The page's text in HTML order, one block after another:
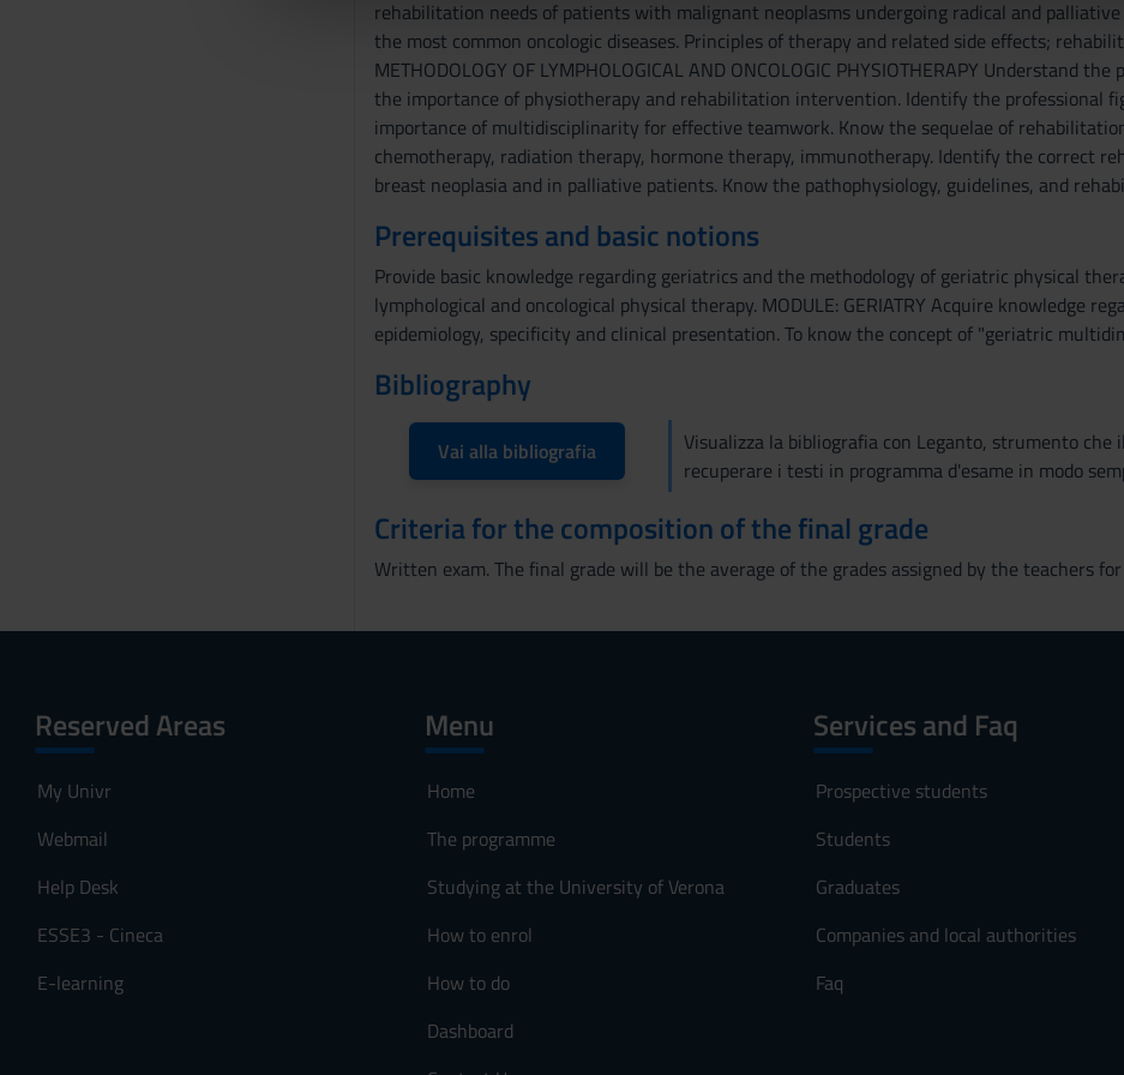
che hanno raccolto dal tuo utilizzo dei loro servizi.
rehabilitation needs of patients with malignant neoplasms undergoing radical and
the most common oncologic diseases. Principles of therapy and related side effects;
METHODOLOGY OF LYMPHOLOGICAL AND ONCOLOGIC PHYSIOTHERAPY Understand
the importance of physiotherapy and rehabilitation intervention. Identify the professional
importance of multidisciplinarity for effective teamwork. Know the sequelae of
chemotherapy, radiation therapy, hormone therapy, immunotherapy. Identify the correct
breast neoplasia and in palliative patients. Know the pathophysiology, guidelines, and
Prerequisites and basic notions
Provide basic knowledge regarding geriatrics and the methodology of geriatric physical
lymphological and oncological physical therapy. MODULE: GERIATRY Acquire knowledge
epidemiology, specificity and clinical presentation. To know the concept of "geriatric
Bibliography
Vai alla bibliografia
Visualizza la bibliografia con Leganto, strumento
recuperare i testi in programma d'esame in modo
Criteria for the composition of the final grade
Written exam. The final grade will be the average of the grades assigned by the teachers
Reserved Areas
My Univr
Webmail
Help Desk
ESSE3 - Cineca
E-learning
Menu
Home
The programme
Studying at the University of Verona
How to enrol
How to do
Dashboard
Services and Faq
Prospective students
Students
Graduates
Companies and local authorities
Faq